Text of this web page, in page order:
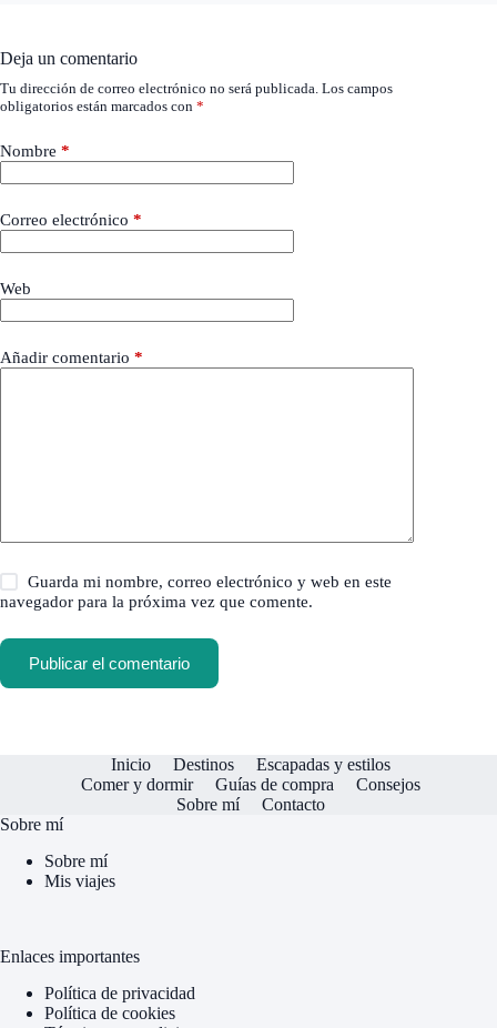
Deja un comentario
Tu dirección de correo electrónico no será publicada. Los campos
obligatorios están marcados con *
Nombre *
Correo electrónico *
Web
Añadir comentario *
Guarda mi nombre, correo electrónico y web en este
navegador para la próxima vez que comente.
Publicar el comentario
Inicio Destinos
Escapadas y estilos
Comer y dormir
Guías de compra
Consejos
Sobre mí
Contacto
Sobre mí
Sobre mí
Mis viajes
Enlaces importantes
Política de privacidad
Política de cookies